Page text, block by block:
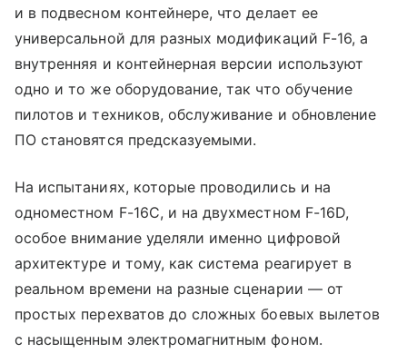
и в подвесном контейнере, что делает ее
универсальной для разных модификаций F-16, а
внутренняя и контейнерная версии используют
одно и то же оборудование, так что обучение
пилотов и техников, обслуживание и обновление
ПО становятся предсказуемыми.
На испытаниях, которые проводились и на
одноместном F-16C, и на двухместном F-16D,
особое внимание уделяли именно цифровой
архитектуре и тому, как система реагирует в
реальном времени на разные сценарии — от
простых перехватов до сложных боевых вылетов
с насыщенным электромагнитным фоном.